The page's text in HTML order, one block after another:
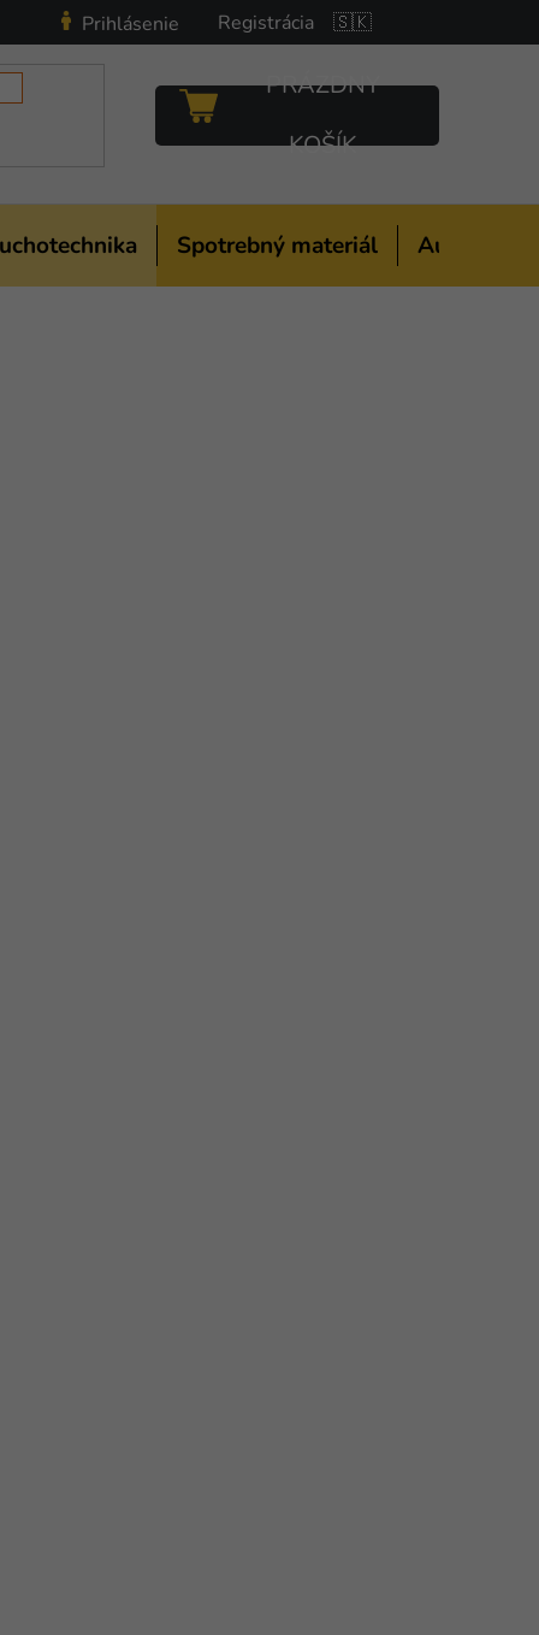
Prihlásenie Registrácia 🇸🇰
NÁKUPNÝ
KOŠÍK
PRÁZDNY
KOŠÍK
Spotrebný materiál Auto-moto